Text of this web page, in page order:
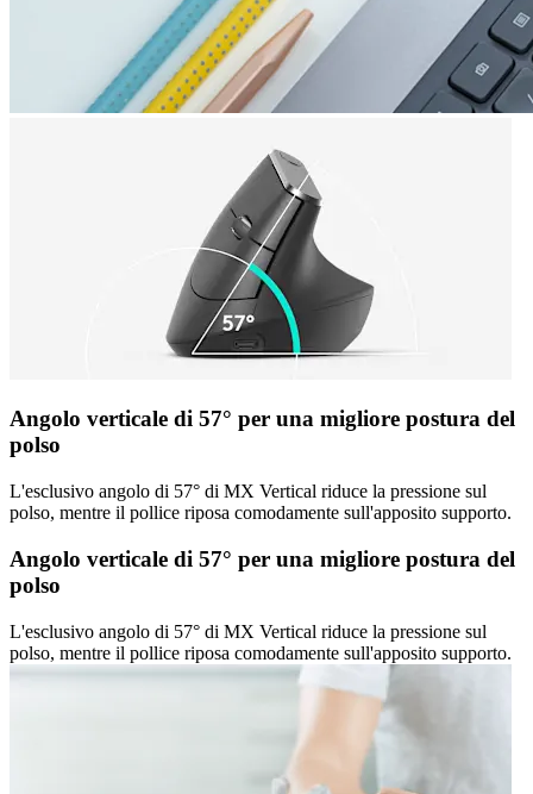
Angolo verticale di 57° per una migliore postura del
polso
L'esclusivo angolo di 57° di MX Vertical riduce la pressione sul
polso, mentre il pollice riposa comodamente sull'apposito supporto.
Angolo verticale di 57° per una migliore postura del
polso
L'esclusivo angolo di 57° di MX Vertical riduce la pressione sul
polso, mentre il pollice riposa comodamente sull'apposito supporto.